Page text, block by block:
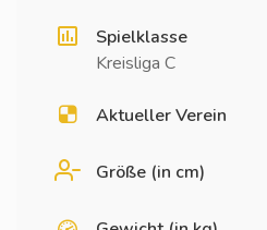
Spielklasse
Kreisliga C
Aktueller Verein
Größe (in cm)